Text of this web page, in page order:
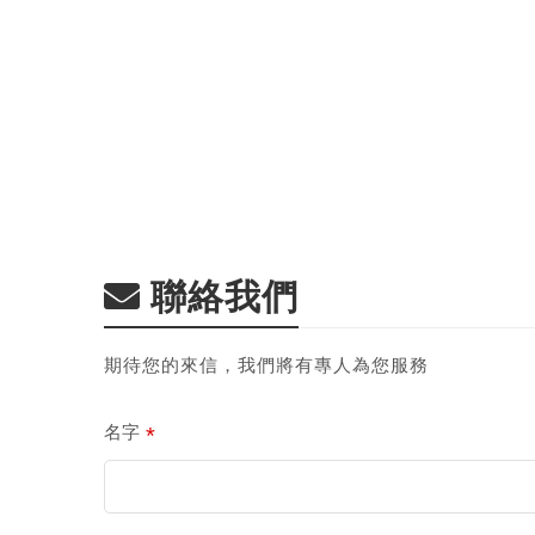
聯絡我們
期待您的來信，我們將有專人為您服務
名字 *